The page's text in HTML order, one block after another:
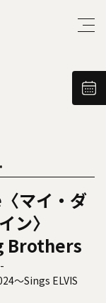
マイ・ダ
ン〉
Brothers
〜Sings ELVIS